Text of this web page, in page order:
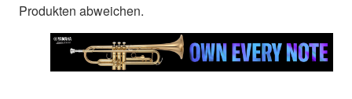
Produkten abweichen.